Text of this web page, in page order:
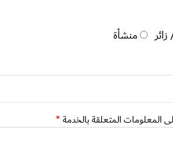
منشأة
المعلومات المتعلقة بالخدمة